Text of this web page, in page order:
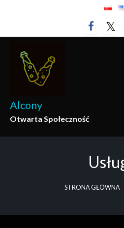
Alcony
Otwarta Społeczność
STRONA GŁÓWNA